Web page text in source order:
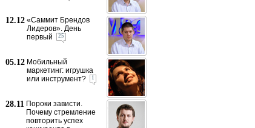
12.12 «Саммит Брендов
Лидеров». День
первый
25
05.12 Мобильный
маркетинг: игрушка
или инструмент?
1
28.11 Пороки зависти.
Почему стремление
повторить успех